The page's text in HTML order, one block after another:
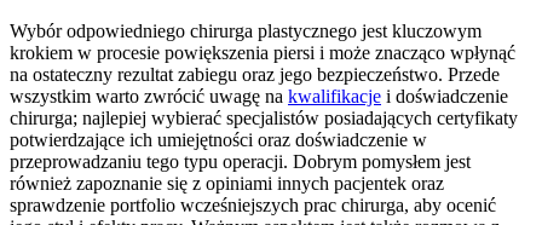
Wybór odpowiedniego chirurga plastycznego jest kluczowym
krokiem w procesie powiększenia piersi i może znacząco wpłynąć
na ostateczny rezultat zabiegu oraz jego bezpieczeństwo. Przede
wszystkim warto zwrócić uwagę na kwalifikacje i doświadczenie
chirurga; najlepiej wybierać specjalistów posiadających certyfikaty
potwierdzające ich umiejętności oraz doświadczenie w
przeprowadzaniu tego typu operacji. Dobrym pomysłem jest
również zapoznanie się z opiniami innych pacjentek oraz
sprawdzenie portfolio wcześniejszych prac chirurga, aby ocenić